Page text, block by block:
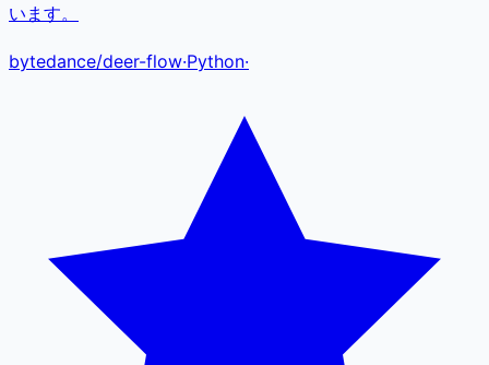
います。
bytedance/deer-flow·Python·